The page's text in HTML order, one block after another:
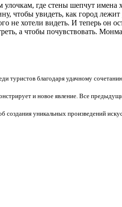
где стены шепчут имена
чтобы увидеть, как город
хотели видеть. И теперь он
а чтобы почувствовать.
туристов благодаря удачному
и новое явление. Все
создания уникальных произведений